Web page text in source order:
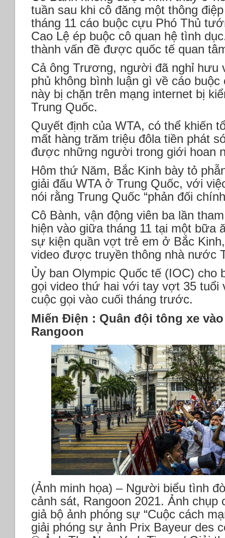
tuần sau khi cô đăng một thông
tháng 11 cáo buộc cựu Phó Thủ
Cao Lệ ép buộc cô quan hệ tình
thành vấn đề được quốc tế quan
Cả ông Trương, người đã nghỉ hưu
phủ không bình luận gì về cáo
này bị chặn trên mạng internet bị
Trung Quốc.
Quyết định của WTA, có thể khiến
mất hàng trăm triệu đôla tiền phát
được những người trong giới hoan
Hôm thứ Năm, Bắc Kinh bày tỏ
giải đấu WTA ở Trung Quốc, với
nói rằng Trung Quốc “phản đối
Cô Bành, vận động viên ba lần
hiện vào giữa tháng 11 tại một bữa
sự kiện quần vợt trẻ em ở Bắc
video được truyền thông nhà nước
Ủy ban Olympic Quốc tế (IOC) cho
gọi video thứ hai với tay vợt 35
cuộc gọi vào cuối tháng trước.
Miến Điện : Quân đội tông xe
Rangoon
(Ảnh minh họa) – Người biểu tình
cảnh sát, Rangoon 2021. Ảnh chụp
giả bộ ảnh phóng sự “Cuộc cách
giải phóng sự ảnh Prix Bayeur des